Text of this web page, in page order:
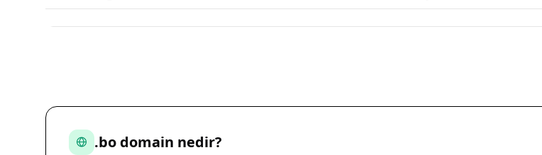
.bo domain nedir?